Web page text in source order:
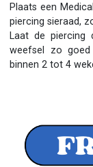
Plaats een
piercing sieraad,
Laat de piercing
weefsel zo
binnen 2 tot 4